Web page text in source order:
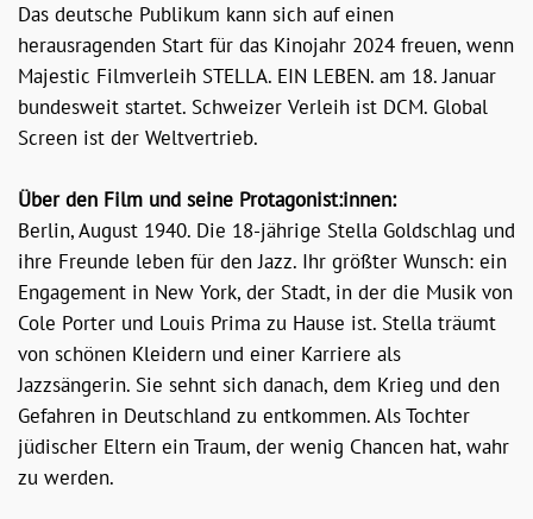
Das deutsche Publikum kann sich auf einen
herausragenden Start für das Kinojahr 2024 freuen, wenn
Majestic Filmverleih STELLA. EIN LEBEN. am 18. Januar
bundesweit startet. Schweizer Verleih ist DCM. Global
Screen ist der Weltvertrieb.
Über den Film und seine Protagonist:innen:
Berlin, August 1940. Die 18-jährige Stella Goldschlag und
ihre Freunde leben für den Jazz. Ihr größter Wunsch: ein
Engagement in New York, der Stadt, in der die Musik von
Cole Porter und Louis Prima zu Hause ist. Stella träumt
von schönen Kleidern und einer Karriere als
Jazzsängerin. Sie sehnt sich danach, dem Krieg und den
Gefahren in Deutschland zu entkommen. Als Tochter
jüdischer Eltern ein Traum, der wenig Chancen hat, wahr
zu werden.